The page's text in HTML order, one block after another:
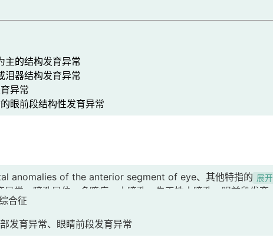
的结构发育异常
器结构发育异常
异常
眼前段结构性发育异常
anomalies of the anterior segment of eye、其他特指的眼前
常、瞳孔异位、多瞳症、小瞳孔、先天性小瞳孔、眼前段发育
育不全、虹膜发育不良、虹膜角膜内皮综合征、ICE[虹膜角膜
Reese综合征、虹膜闭锁、先天性瞳孔闭锁、瞳孔闭锁、
展开
合征
发育异常、眼睛前段发育异常